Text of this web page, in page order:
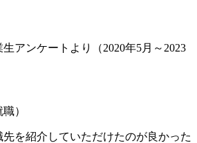
アンケートより（2020年5月～2023
）
を紹介していただけたのが良かった